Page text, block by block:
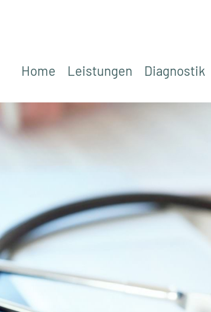
Home Leistungen Diagnostik